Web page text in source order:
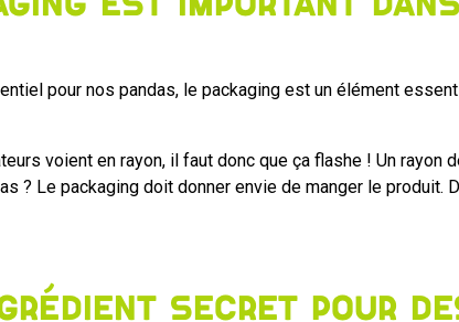
pour nos pandas, le packaging est un élément
voient en rayon, il faut donc que ça flashe ! Un
? Le packaging doit donner envie de manger le
secret pour